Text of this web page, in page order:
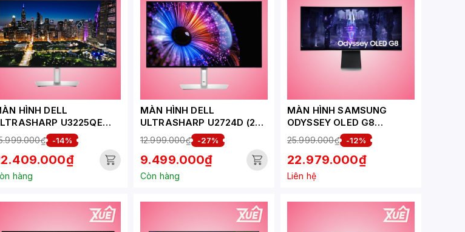
HÌNH DELL
U3225QE
INCH - IPS - 4K -
- 5MS)
-14%
hàng
MÀN HÌNH DELL
ULTRASHARP U2724D (27
INCH/QHD/IPS/120HZ/5MS/
USB-C)
12.999.000₫ -27%
9.499.000₫
Còn hàng
MÀN HÌNH SAMSUNG
ODYSSEY OLED G8
LS34BG850SEXXV (34
INCH/WQHD/OLED/175HZ/0
.1MS/CONG)
25.999.000₫ -12%
22.979.000₫
Liên hệ